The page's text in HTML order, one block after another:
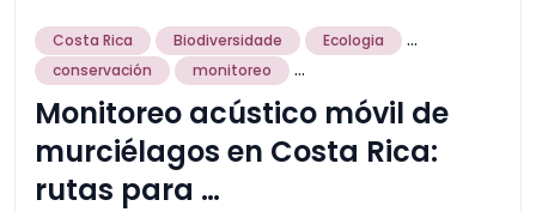
Costa Rica Biodiversidade Ecologia ...
conservación monitoreo ...
Monitoreo acústico móvil de
murciélagos en Costa Rica:
rutas para …